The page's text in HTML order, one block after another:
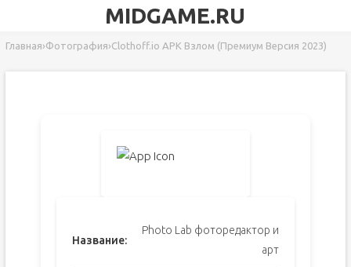
MIDGAME.RU
Главная›Фотография›Clothoff.io APK Взлом (Премиум Версия 2023)
Название:
Photo Lab фоторедактор и
арт